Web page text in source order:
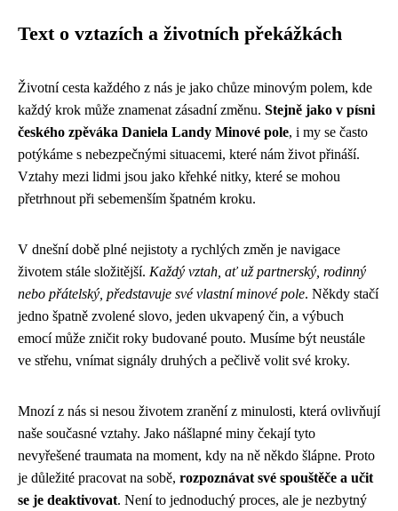
Text o vztazích a životních překážkách
Životní cesta každého z nás je jako chůze minovým polem, kde
každý krok může znamenat zásadní změnu. Stejně jako v písni
českého zpěváka Daniela Landy Minové pole, i my se často
potýkáme s nebezpečnými situacemi, které nám život přináší.
Vztahy mezi lidmi jsou jako křehké nitky, které se mohou
přetrhnout při sebemenším špatném kroku.
V dnešní době plné nejistoty a rychlých změn je navigace
životem stále složitější. Každý vztah, ať už partnerský, rodinný
nebo přátelský, představuje své vlastní minové pole. Někdy stačí
jedno špatně zvolené slovo, jeden ukvapený čin, a výbuch
emocí může zničit roky budované pouto. Musíme být neustále
ve střehu, vnímat signály druhých a pečlivě volit své kroky.
Mnozí z nás si nesou životem zranění z minulosti, která ovlivňují
naše současné vztahy. Jako nášlapné miny čekají tyto
nevyřešené traumata na moment, kdy na ně někdo šlápne. Proto
je důležité pracovat na sobě, rozpoznávat své spouštěče a učit
se je deaktivovat. Není to jednoduchý proces, ale je nezbytný